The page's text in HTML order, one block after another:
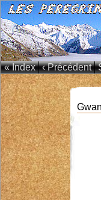
« Index ‹ Précédent